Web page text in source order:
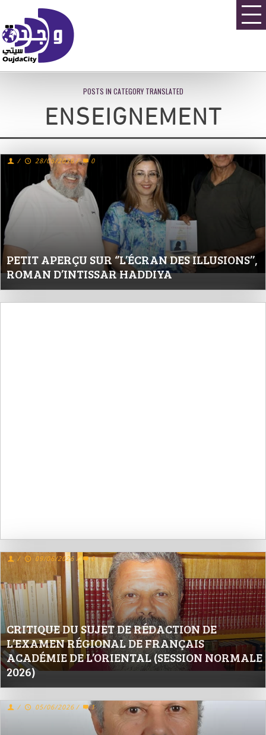
POSTS IN CATEGORY TRANSLATED
ENSEIGNEMENT
PETIT APERÇU SUR ‘’L’ÉCRAN DES ILLUSIONS’’,
ROMAN D’INTISSAR HADDIYA
/ 28/06/2026 / 0
CRITIQUE DU SUJET DE RÉDACTION DE
L’EXAMEN RÉGIONAL DE FRANÇAIS
ACADÉMIE DE L’ORIENTAL (SESSION NORMALE
2026)
/ 09/06/2026 / 0
/ 05/06/2026 / 1